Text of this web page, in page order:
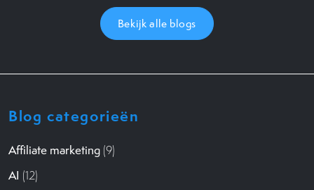
Bekijk alle blogs
Blog categorieën
Affiliate marketing (9)
AI (12)